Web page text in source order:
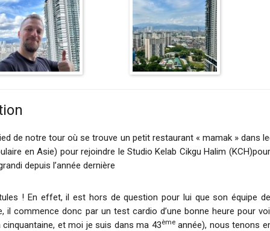
de notre tour où se trouve un petit restaurant « mamak » dans
en Asie) pour rejoindre le Studio Kelab Cikgu Halim
depuis l’année dernière
! En effet, il est hors de question pour lui que son équipe
commence donc par un test cardio d’une bonne heure pour
et moi je suis dans ma 43èmeannée), nous tenons